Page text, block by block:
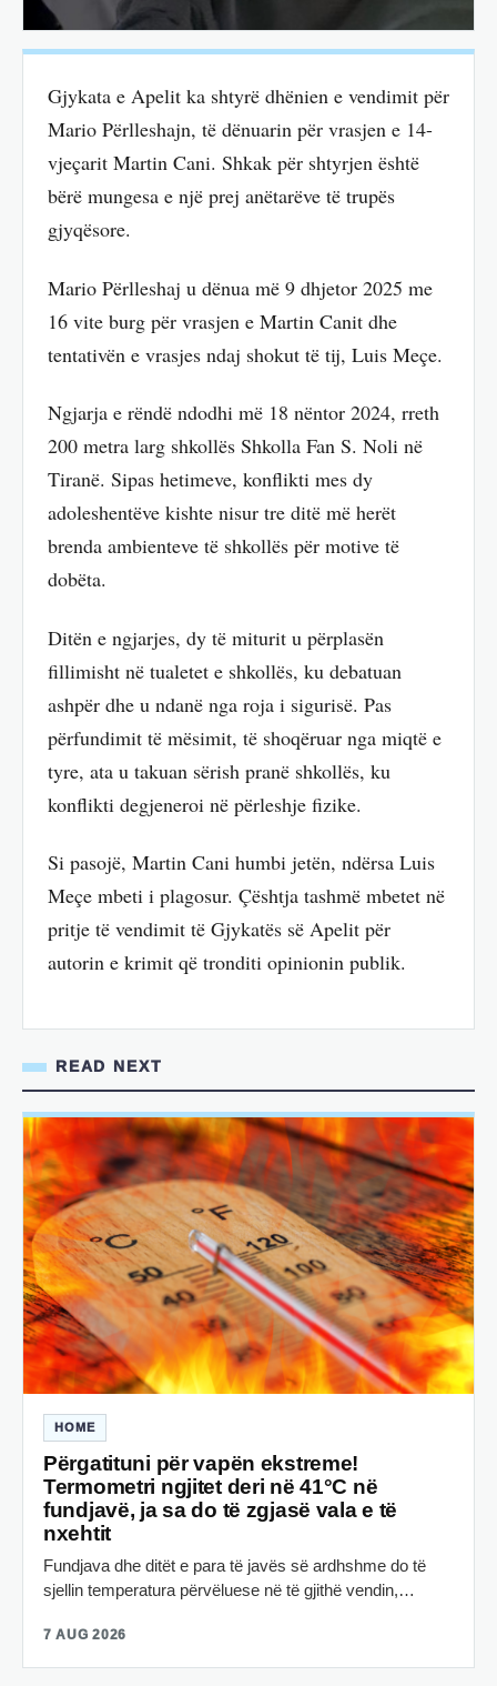
Gjykata e Apelit ka shtyrë dhënien e vendimit për
Mario Përlleshajn, të dënuarin për vrasjen e 14-
vjeçarit Martin Cani. Shkak për shtyrjen është
bërë mungesa e një prej anëtarëve të trupës
gjyqësore.
Mario Përlleshaj u dënua më 9 dhjetor 2025 me
16 vite burg për vrasjen e Martin Canit dhe
tentativën e vrasjes ndaj shokut të tij, Luis Meçe.
Ngjarja e rëndë ndodhi më 18 nëntor 2024, rreth
200 metra larg shkollës Shkolla Fan S. Noli në
Tiranë. Sipas hetimeve, konflikti mes dy
adoleshentëve kishte nisur tre ditë më herët
brenda ambienteve të shkollës për motive të
dobëta.
Ditën e ngjarjes, dy të miturit u përplasën
fillimisht në tualetet e shkollës, ku debatuan
ashpër dhe u ndanë nga roja i sigurisë. Pas
përfundimit të mësimit, të shoqëruar nga miqtë e
tyre, ata u takuan sërish pranë shkollës, ku
konflikti degjeneroi në përleshje fizike.
Si pasojë, Martin Cani humbi jetën, ndërsa Luis
Meçe mbeti i plagosur. Çështja tashmë mbetet në
pritje të vendimit të Gjykatës së Apelit për
autorin e krimit që tronditi opinionin publik.
READ NEXT
HOME
Përgatituni për vapën ekstreme!
Termometri ngjitet deri në 41°C në
fundjavë, ja sa do të zgjasë vala e të
nxehtit
Fundjava dhe ditët e para të javës së ardhshme do të
sjellin temperatura përvëluese në të gjithë vendin,…
7 AUG 2026